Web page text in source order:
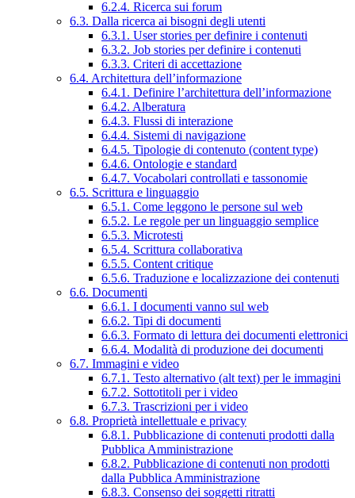
6.2.4. Ricerca sui forum
6.3. Dalla ricerca ai bisogni degli utenti
6.3.1. User stories per definire i contenuti
6.3.2. Job stories per definire i contenuti
6.3.3. Criteri di accettazione
6.4. Architettura dell’informazione
6.4.1. Definire l’architettura dell’informazione
6.4.2. Alberatura
6.4.3. Flussi di interazione
6.4.4. Sistemi di navigazione
6.4.5. Tipologie di contenuto (content type)
6.4.6. Ontologie e standard
6.4.7. Vocabolari controllati e tassonomie
6.5. Scrittura e linguaggio
6.5.1. Come leggono le persone sul web
6.5.2. Le regole per un linguaggio semplice
6.5.3. Microtesti
6.5.4. Scrittura collaborativa
6.5.5. Content critique
6.5.6. Traduzione e localizzazione dei contenuti
6.6. Documenti
6.6.1. I documenti vanno sul web
6.6.2. Tipi di documenti
6.6.3. Formato di lettura dei documenti elettronici
6.6.4. Modalità di produzione dei documenti
6.7. Immagini e video
6.7.1. Testo alternativo (alt text) per le immagini
6.7.2. Sottotitoli per i video
6.7.3. Trascrizioni per i video
6.8. Proprietà intellettuale e privacy
6.8.1. Pubblicazione di contenuti prodotti dalla
Pubblica Amministrazione
6.8.2. Pubblicazione di contenuti non prodotti
dalla Pubblica Amministrazione
6.8.3. Consenso dei soggetti ritratti